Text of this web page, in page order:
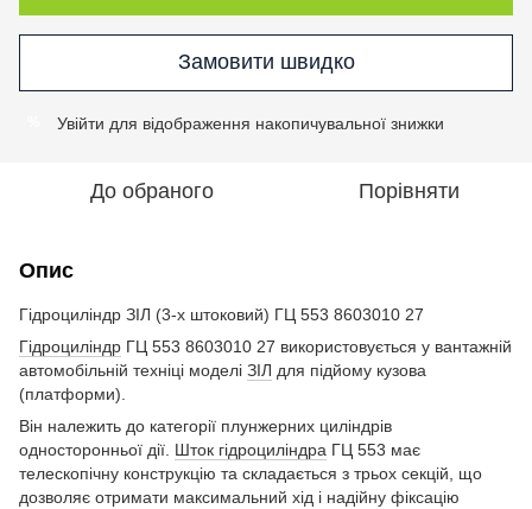
Замовити швидко
Увійти для відображення накопичувальної знижки
До обраного Порівняти
Опис
Гідроциліндр ЗІЛ (3-х штоковий) ГЦ 553 8603010 27
Гідроциліндр ГЦ 553 8603010 27 використовується у вантажній
автомобільній техніці моделі ЗІЛ для підйому кузова
(платформи).
Він належить до категорії плунжерних циліндрів
односторонньої дії. Шток гідроциліндра ГЦ 553 має
телескопічну конструкцію та складається з трьох секцій, що
дозволяє отримати максимальний хід і надійну фіксацію